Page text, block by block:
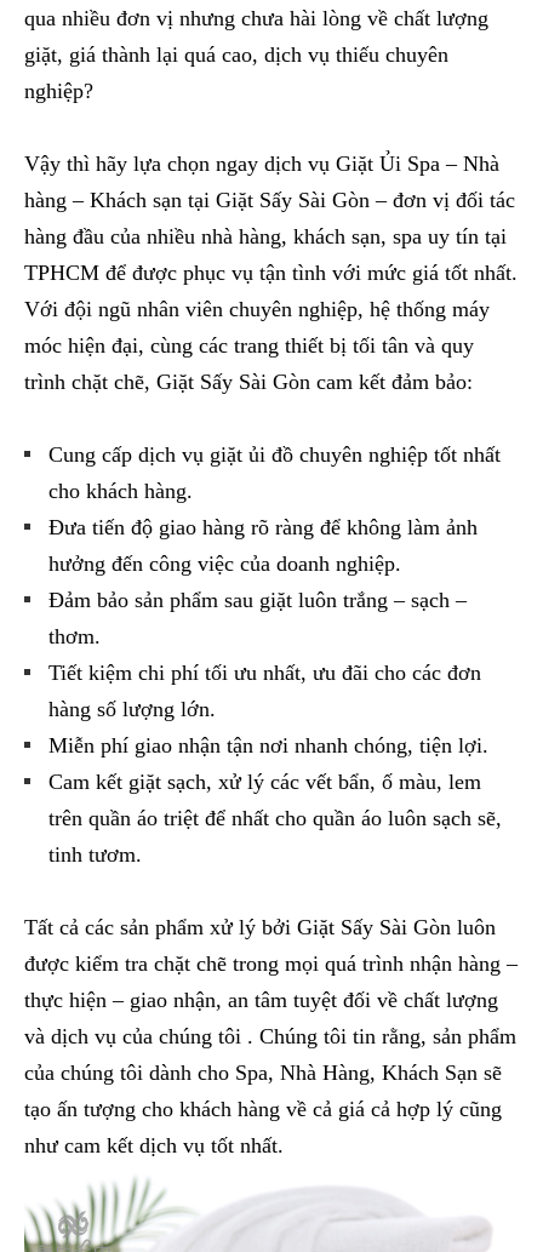
qua nhiều đơn vị nhưng chưa hài lòng về chất lượng
giặt, giá thành lại quá cao, dịch vụ thiếu chuyên
nghiệp?
Vậy thì hãy lựa chọn ngay dịch vụ Giặt Ủi Spa – Nhà
hàng – Khách sạn tại Giặt Sấy Sài Gòn – đơn vị đối tác
hàng đầu của nhiều nhà hàng, khách sạn, spa uy tín tại
TPHCM để được phục vụ tận tình với mức giá tốt nhất.
Với đội ngũ nhân viên chuyên nghiệp, hệ thống máy
móc hiện đại, cùng các trang thiết bị tối tân và quy
trình chặt chẽ, Giặt Sấy Sài Gòn cam kết đảm bảo:
Cung cấp dịch vụ giặt ủi đồ chuyên nghiệp tốt nhất
cho khách hàng.
Đưa tiến độ giao hàng rõ ràng để không làm ảnh
hưởng đến công việc của doanh nghiệp.
Đảm bảo sản phẩm sau giặt luôn trắng – sạch –
thơm.
Tiết kiệm chi phí tối ưu nhất, ưu đãi cho các đơn
hàng số lượng lớn.
Miễn phí giao nhận tận nơi nhanh chóng, tiện lợi.
Cam kết giặt sạch, xử lý các vết bẩn, ố màu, lem
trên quần áo triệt để nhất cho quần áo luôn sạch sẽ,
tinh tươm.
Tất cả các sản phẩm xử lý bởi Giặt Sấy Sài Gòn luôn
được kiểm tra chặt chẽ trong mọi quá trình nhận hàng –
thực hiện – giao nhận, an tâm tuyệt đối về chất lượng
và dịch vụ của chúng tôi . Chúng tôi tin rằng, sản phẩm
của chúng tôi dành cho Spa, Nhà Hàng, Khách Sạn sẽ
tạo ấn tượng cho khách hàng về cả giá cả hợp lý cũng
như cam kết dịch vụ tốt nhất.